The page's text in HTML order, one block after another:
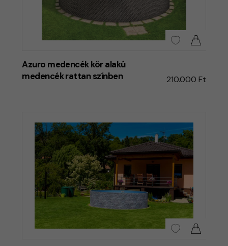
Azuro medencék kör alakú
medencék rattan színben
210.000 Ft